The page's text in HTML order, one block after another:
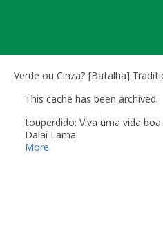
Verde ou Cinza? [Batalha]
This cache has been archived.
touperdido: Viva uma vida
Dalai Lama
More